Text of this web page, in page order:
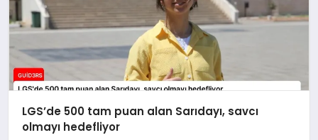
LGS’de 500 tam puan alan Sarıdayı, savcı
olmayı hedefliyor